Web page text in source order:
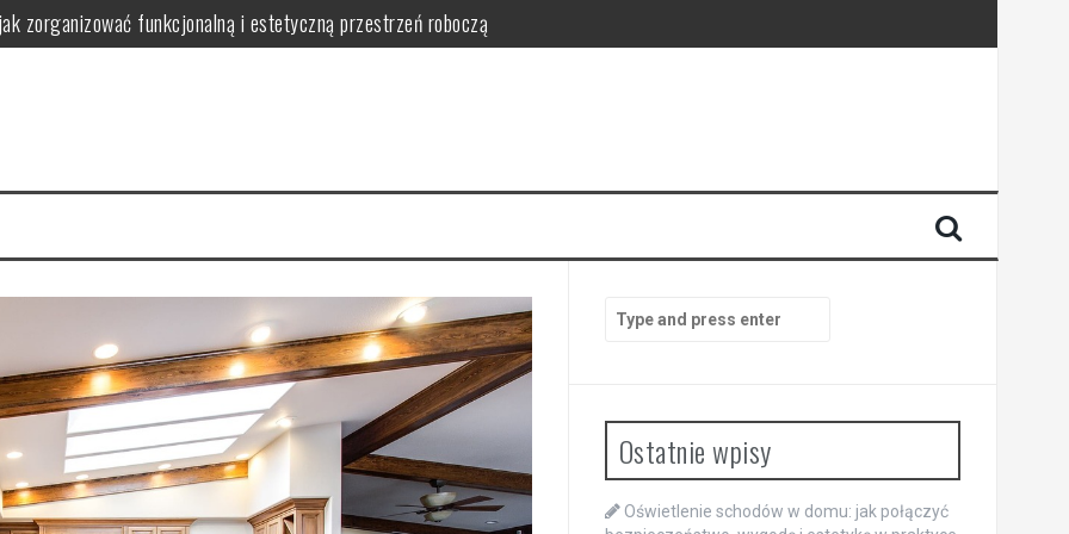
zorganizować funkcjonalną i estetyczną przestrzeń roboczą
i ergonomiczne oświetlenie wspierające naukę
bezpieczeństwo, wygodę i estetykę w praktyce
for:
Ostatnie wpisy
Oświetlenie schodów w domu: jak połączyć